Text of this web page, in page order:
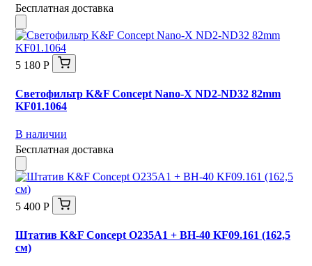
Бесплатная доставка
5 180 Р
Светофильтр K&F Concept Nano-X ND2-ND32 82mm
KF01.1064
В наличии
Бесплатная доставка
5 400 Р
Штатив K&F Concept O235A1 + BH-40 KF09.161 (162,5
см)